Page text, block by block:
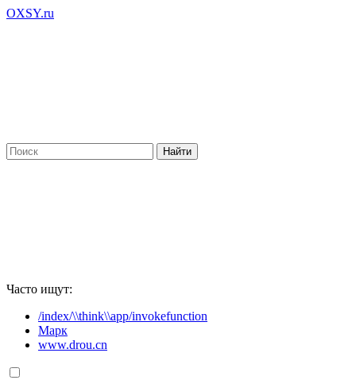
OXSY.ru
Часто ищут:
/index/\\think\\app/invokefunction
Марк
www.drou.cn